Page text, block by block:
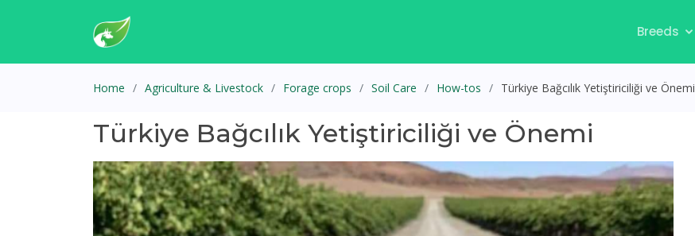
Breeds
Home Agriculture & Livestock Forage crops Soil Care How-tos Türkiye Bağcılık Yetiştiriciliği ve Önemi
Türkiye Bağcılık Yetiştiriciliği ve Önemi